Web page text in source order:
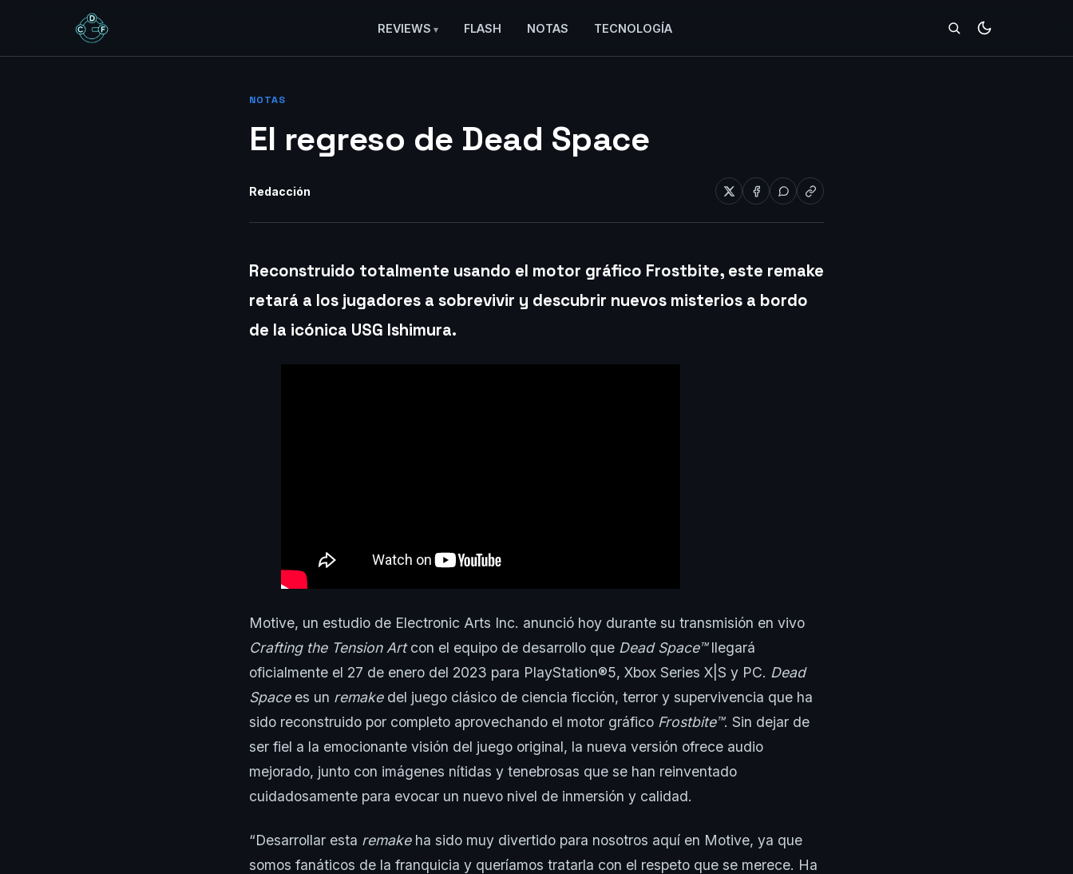
REVIEWS FLASH NOTAS TECNOLOGÍA
NOTAS
El regreso de Dead Space
Redacción
Reconstruido totalmente usando el motor gráfico Frostbite, este remake
retará a los jugadores a sobrevivir y descubrir nuevos misterios a bordo
de la icónica USG Ishimura.
Motive, un estudio de Electronic Arts Inc. anunció hoy durante su transmisión en vivo
Crafting the Tension Artcon el equipo de desarrollo que Dead Space™llegará
oficialmente el 27 de enero del 2023 para PlayStation®5, Xbox Series X|S y PC. Dead
Spacees un remakedel juego clásico de ciencia ficción, terror y supervivencia que ha
sido reconstruido por completo aprovechando el motor gráfico Frostbite™. Sin dejar de
ser fiel a la emocionante visión del juego original, la nueva versión ofrece audio
mejorado, junto con imágenes nítidas y tenebrosas que se han reinventado
cuidadosamente para evocar un nuevo nivel de inmersión y calidad.
“Desarrollar esta remakeha sido muy divertido para nosotros aquí en Motive, ya que
somos fanáticos de la franquicia y queríamos tratarla con el respeto que se merece. Ha